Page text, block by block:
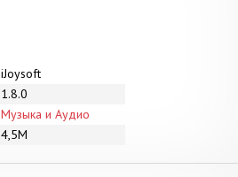
iJoysoft
1.8.0
Музыка и Аудио
4,5M